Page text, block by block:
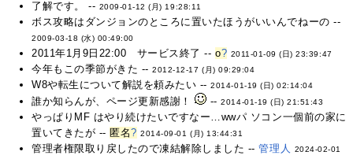
了解です。 -- 2009-01-12 (月) 19:28:11
ボス攻略はダンジョンのところに置いたほうがいいんでねーの --
2009-03-18 (水) 00:49:00
2011年1月9日22:00 サービス終了 -- o? 2011-01-09 (日) 23:39:47
今年もこの季節がきた --2012-12-17 (月) 09:29:04
W8や転生について解説を頼みたい --2014-01-19 (日) 02:14:04
誰か知らんが、ページ更新感謝！ --2014-01-19 (日) 21:51:43
やっぱりMF はやり続けたいですなー…wwパ ソコン一個前の家に
置いてきたが --匿名? 2014-09-01 (月) 13:44:31
管理者権限取り戻したので凍結解除しました --管理人
2024-02-01